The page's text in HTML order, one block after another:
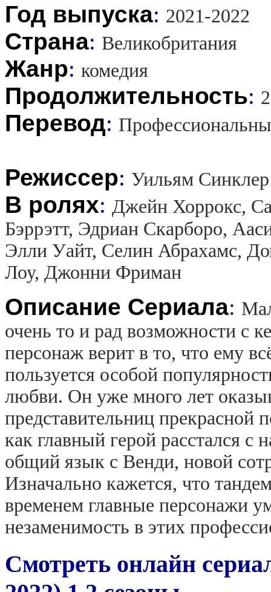
Год выпуска: 2021-2022
Страна: Великобритания
Жанр: комедия
Продолжительность:
Перевод:
Режиссер: Уильям Синклер
В ролях: Джейн Хоррокс,
Бэррэтт, Эдриан Скарборо,
Элли Уайт, Селин Абрахамс,
Лоу, Джонни Фриман
Описание Сериала:
очень то и рад возможности с
персонаж верит в то, что ему
пользуется особой
любви. Он уже много лет
представительниц прекрасной
как главный герой расстался
общий язык с Венди, новой
Изначально кажется, что
временем главные персонажи
незаменимость в этих
Смотреть онлайн